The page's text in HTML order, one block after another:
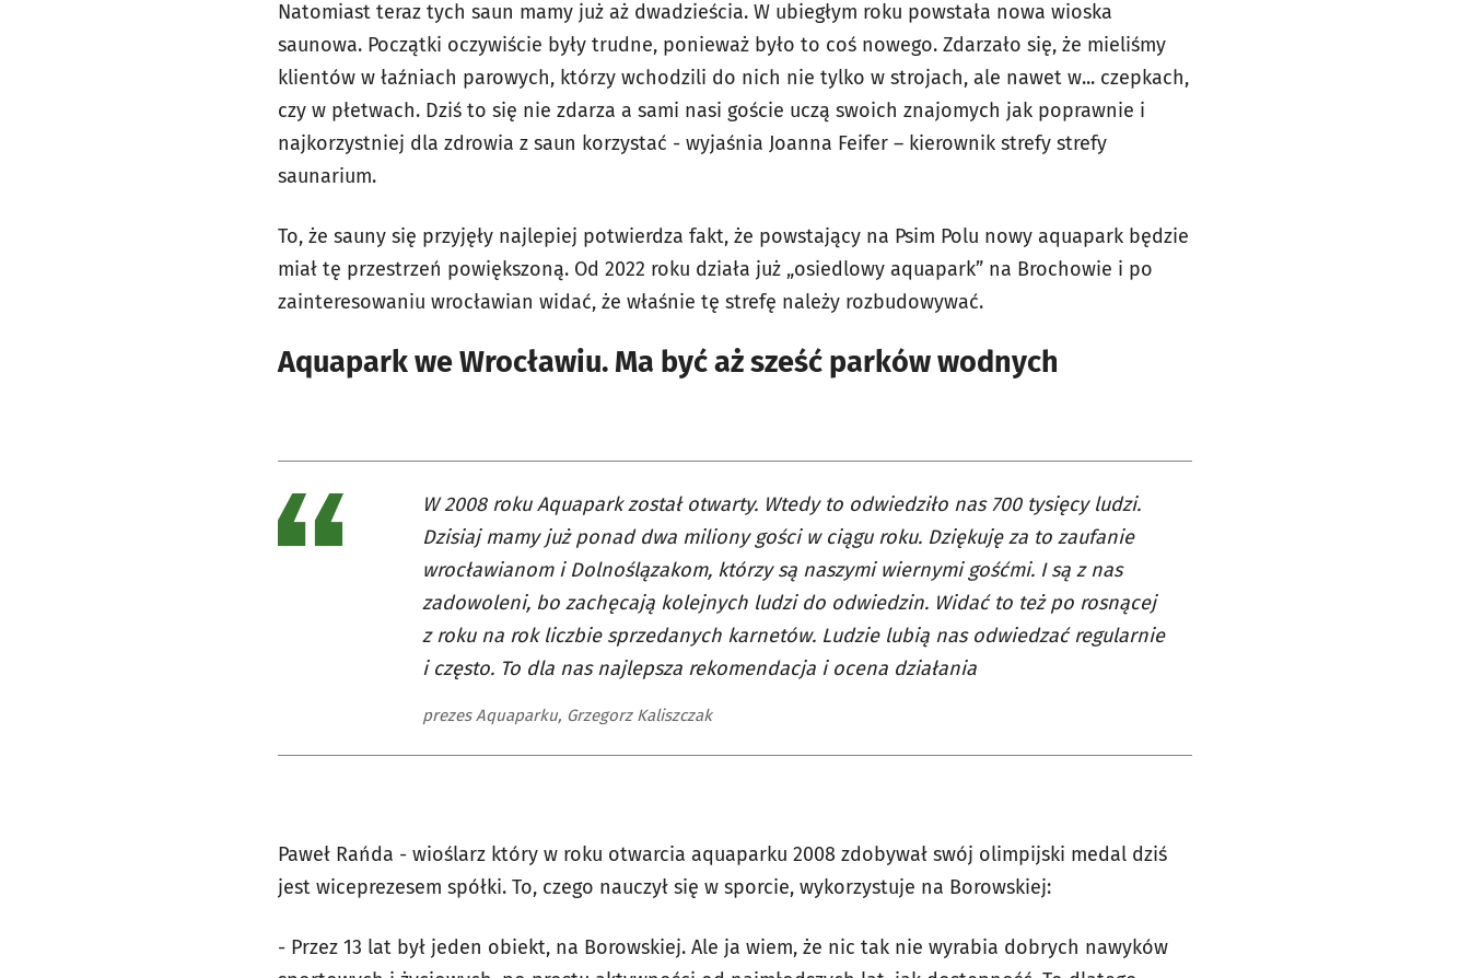
Natomiast teraz tych saun mamy już aż dwadzieścia. W ubiegłym roku powstała nowa wioska
saunowa. Początki oczywiście były trudne, ponieważ było to coś nowego. Zdarzało się, że mieliśmy
klientów w łaźniach parowych, którzy wchodzili do nich nie tylko w strojach, ale nawet w... czepkach,
czy w płetwach. Dziś to się nie zdarza a sami nasi goście uczą swoich znajomych jak poprawnie i
najkorzystniej dla zdrowia z saun korzystać - wyjaśnia Joanna Feifer – kierownik strefy strefy
saunarium.
To, że sauny się przyjęły najlepiej potwierdza fakt, że powstający na Psim Polu nowy aquapark będzie
miał tę przestrzeń powiększoną. Od 2022 roku działa już „osiedlowy aquapark” na Brochowie i po
zainteresowaniu wrocławian widać, że właśnie tę strefę należy rozbudowywać.
Aquapark we Wrocławiu. Ma być aż sześć parków wodnych
W 2008 roku Aquapark został otwarty. Wtedy to odwiedziło nas 700 tysięcy ludzi.
Dzisiaj mamy już ponad dwa miliony gości w ciągu roku. Dziękuję za to zaufanie
wrocławianom i Dolnoślązakom, którzy są naszymi wiernymi gośćmi. I są z nas
zadowoleni, bo zachęcają kolejnych ludzi do odwiedzin. Widać to też po rosnącej
z roku na rok liczbie sprzedanych karnetów. Ludzie lubią nas odwiedzać regularnie
i często. To dla nas najlepsza rekomendacja i ocena działania
prezes Aquaparku, Grzegorz Kaliszczak
Paweł Rańda - wioślarz który w roku otwarcia aquaparku 2008 zdobywał swój olimpijski medal dziś
jest wiceprezesem spółki. To, czego nauczył się w sporcie, wykorzystuje na Borowskiej:
- Przez 13 lat był jeden obiekt, na Borowskiej. Ale ja wiem, że nic tak nie wyrabia dobrych nawyków